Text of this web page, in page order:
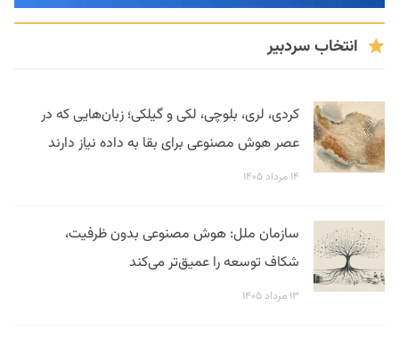
انتخاب سردبیر
کردی، لری، بلوچی، لکی و گیلکی؛ زبان‌هایی که در
عصر هوش مصنوعی برای بقا به داده نیاز دارند
۱۴ مرداد ۱۴۰۵
سازمان ملل: هوش مصنوعی بدون ظرفیت،
شکاف توسعه را عمیق‌تر می‌کند
۱۳ مرداد ۱۴۰۵